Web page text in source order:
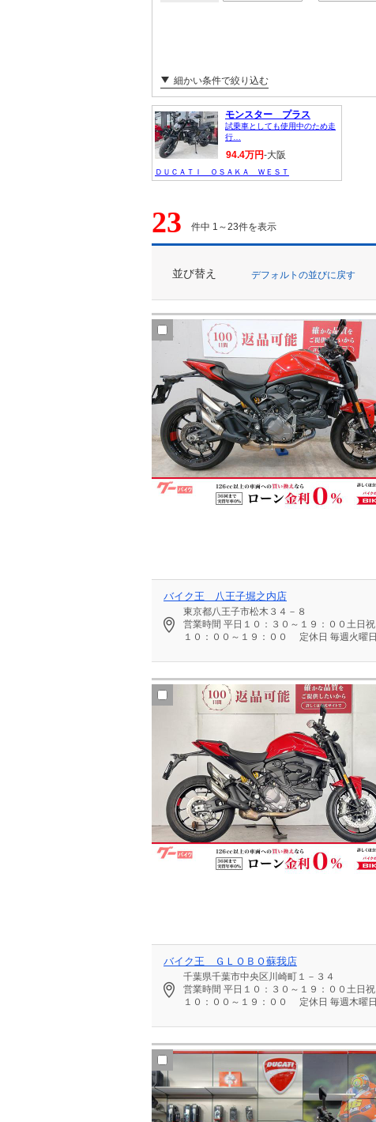
細かい条件で絞り込む
モンスター プラス
試乗車としても使用中のため走
行…
94.4万円-大阪
ＤＵＣＡＴＩ ＯＳＡＫＡ ＷＥＳＴ
23 件中 1～23件を表示
並び替え デフォルトの並びに戻す
バイク王 八王子堀之内店
東京都八王子市松木３４－８
営業時間 平日１０：３０～１９：００土日祝
１０：００～１９：００
定休日 毎週火曜日
バイク王 ＧＬＯＢＯ蘇我店
千葉県千葉市中央区川崎町１－３４
営業時間 平日１０：３０～１９：００土日祝
１０：００～１９：００
定休日 毎週木曜日